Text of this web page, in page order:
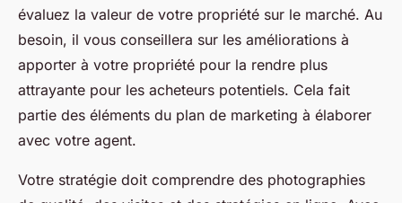
évaluez la valeur de votre propriété sur le marché. Au
besoin, il vous conseillera sur les améliorations à
apporter à votre propriété pour la rendre plus
attrayante pour les acheteurs potentiels. Cela fait
partie des éléments du plan de marketing à élaborer
avec votre agent.
Votre stratégie doit comprendre des photographies